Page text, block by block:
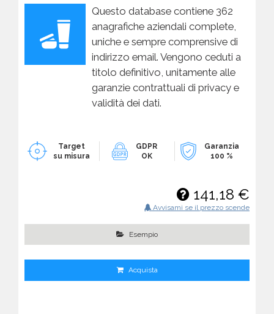
Questo database contiene 362
anagrafiche aziendali complete,
uniche e sempre comprensive di
indirizzo email. Vengono ceduti a
titolo definitivo, unitamente alle
garanzie contrattuali di privacy e
validità dei dati.
Target
su misura
GDPR
OK
Garanzia
100 %
141,18 €
Avvisami se il prezzo scende
Esempio
Acquista